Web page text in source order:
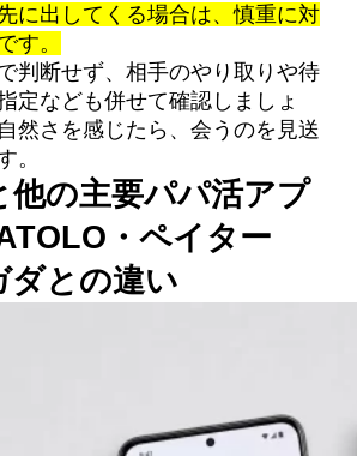
に出してくる場合は、慎重に対
す。
判断せず、相手のやり取りや待
定なども併せて確認しましょ
然さを感じたら、会うのを見送
。
他の主要パパ活アプ
・ペイター
ダとの違い